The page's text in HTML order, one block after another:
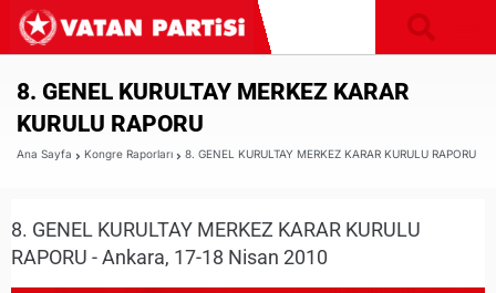
8. GENEL KURULTAY MERKEZ KARAR
KURULU RAPORU
Ana Sayfa Kongre Raporları 8. GENEL KURULTAY MERKEZ KARAR KURULU RAPORU
8. GENEL KURULTAY MERKEZ KARAR KURULU
RAPORU - Ankara, 17-18 Nisan 2010